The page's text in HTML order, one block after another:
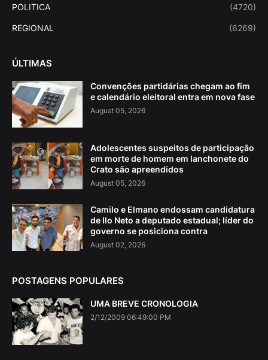
POLITICA (4720)
REGIONAL (6269)
ÚLTIMAS
Convenções partidárias chegam ao fim
e calendário eleitoral entra em nova fase
August 05, 2026
Adolescentes suspeitos de participação
em morte de homem em lanchonete do
Crato são apreendidos
August 05, 2026
Camilo e Elmano endossam candidatura
de Ilo Neto a deputado estadual; líder do
governo se posiciona contra
August 02, 2026
POSTAGENS POPULARES
UMA BREVE CRONOLOGIA
2/12/2009 06:49:00 PM